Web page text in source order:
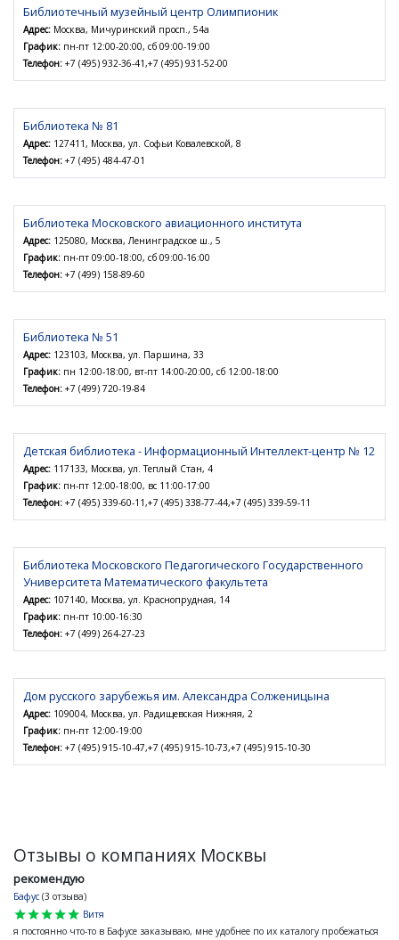
Библиотечный музейный центр Олимпионик
Адрес: Москва, Мичуринский просп., 54а
График: пн-пт 12:00-20:00, сб 09:00-19:00
Телефон: +7 (495) 932-36-41,+7 (495) 931-52-00
Библиотека № 81
Адрес: 127411, Москва, ул. Софьи Ковалевской, 8
Телефон: +7 (495) 484-47-01
Библиотека Московского авиационного института
Адрес: 125080, Москва, Ленинградское ш., 5
График: пн-пт 09:00-18:00, сб 09:00-16:00
Телефон: +7 (499) 158-89-60
Библиотека № 51
Адрес: 123103, Москва, ул. Паршина, 33
График: пн 12:00-18:00, вт-пт 14:00-20:00, сб 12:00-18:00
Телефон: +7 (499) 720-19-84
Детская библиотека - Информационный Интеллект-центр № 12
Адрес: 117133, Москва, ул. Теплый Стан, 4
График: пн-пт 12:00-18:00, вс 11:00-17:00
Телефон: +7 (495) 339-60-11,+7 (495) 338-77-44,+7 (495) 339-59-11
Библиотека Московского Педагогического Государственного
Университета Математического факультета
Адрес: 107140, Москва, ул. Краснопрудная, 14
График: пн-пт 10:00-16:30
Телефон: +7 (499) 264-27-23
Дом русского зарубежья им. Александра Солженицына
Адрес: 109004, Москва, ул. Радищевская Нижняя, 2
График: пн-пт 12:00-19:00
Телефон: +7 (495) 915-10-47,+7 (495) 915-10-73,+7 (495) 915-10-30
Отзывы о компаниях Москвы
рекомендую
Бафус (3 отзыва)
star
star
star
star
star
Витя
я постоянно что-то в Бафусе заказываю, мне удобнее по их каталогу пробежаться